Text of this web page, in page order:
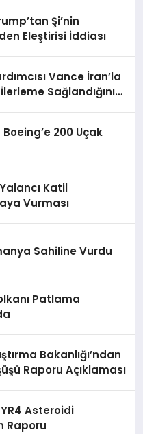
Şi’nin
Eleştirisi İddiası
Vance İran’la
Sağlandığını
200 Uçak
Katil
Vurması
Sahiline Vurdu
Patlama
Bakanlığı’ndan
Raporu Açıklaması
YR4 Asteroidi
Raporu